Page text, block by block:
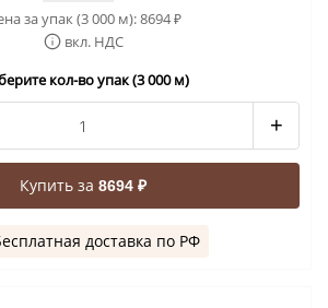
за упак (3 000 м):8694₽
вкл. НДС
кол-во упак (3 000 м)
+
Купить за 8694 ₽
доставка по РФ